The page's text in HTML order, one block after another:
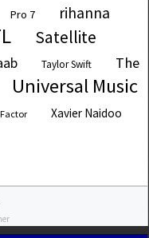
Pro 7 rihanna
Satellite
Taylor Swift
The
Universal Music
Xavier Naidoo